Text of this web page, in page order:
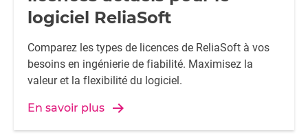
logiciel ReliaSoft
Comparez les types de licences de ReliaSoft à vos
besoins en ingénierie de fiabilité. Maximisez la
valeur et la flexibilité du logiciel.
En savoir plus